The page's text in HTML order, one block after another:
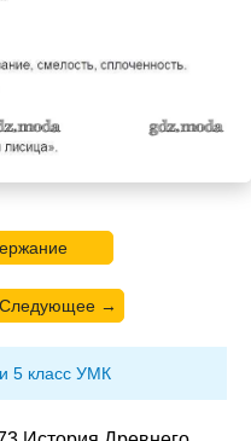
Следующее →
5 класс УМК